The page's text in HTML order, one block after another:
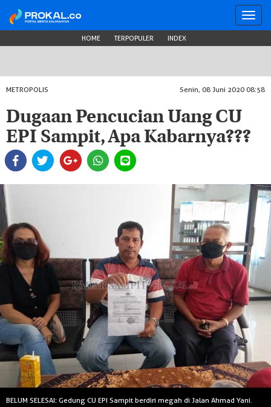
HOME TERPOPULER INDEX
METROPOLIS Senin, 08 Juni 2020 08:58
Dugaan Pencucian Uang CU
EPI Sampit, Apa Kabarnya???
BELUM SELESAI: Gedung CU EPI Sampit berdiri megah di Jalan Ahmad Yani.